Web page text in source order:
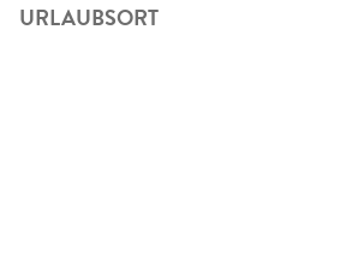
URLAUBSORT